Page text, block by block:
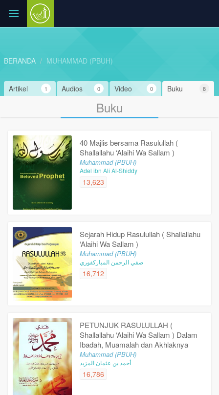
BERANDA MUHAMMAD (PBUH)
Buku 8
Video 0
Audios 0
Artikel 1
Buku
40 Majlis bersama Rasulullah (
Shallallahu ‘Alaihi Wa Sallam )
Muhammad (PBUH)
Adel ibn Ali Al-Shiddy
13,623
Sejarah Hidup Rasulullah ( Shallallahu
‘Alaihi Wa Sallam )
Muhammad (PBUH)
صفي الرحمن المباركفوري
16,712
PETUNJUK RASULULLAH (
Shallallahu ‘Alaihi Wa Sallam ) Dalam
Ibadah, Muamalah dan Akhlaknya
Muhammad (PBUH)
أحمد بن عثمان المزيد
16,786